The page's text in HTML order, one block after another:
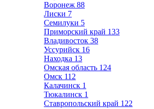
Воронеж 88
Лиски 7
Семилуки 5
Приморский край 133
Владивосток 38
Уссурийск 16
Находка 13
Омская область 124
Омск 112
Калачинск 1
Тюкалинск 1
Ставропольский край 122